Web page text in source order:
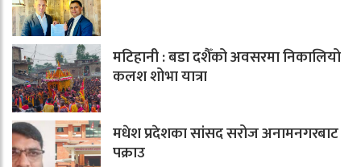
मटिहानी : बडा दशैँको अवसरमा निकालियो
कलश शोभा यात्रा
मधेश प्रदेशका सांसद सरोज अनामनगरबाट
पक्राउ